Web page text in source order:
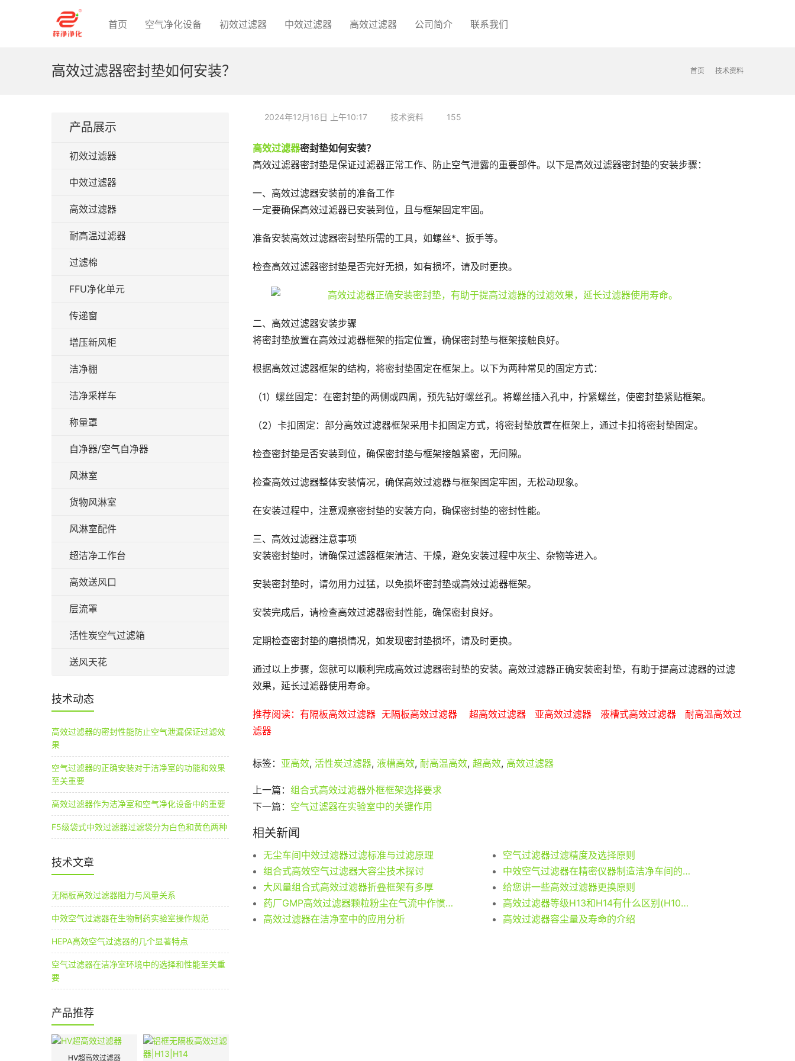
首页 空气净化设备 初效过滤器 中效过滤器 高效过滤器 公司简介 联系我们
首页 技术资料
高效过滤器密封垫如何安装？
2024年12月16日 上午10:17 技术资料 155
高效过滤器密封垫如何安装？
高效过滤器密封垫是保证过滤器正常工作、防止空气泄露的重要部件。以下是高效过滤器密封垫的安装步骤：
一、高效过滤器安装前的准备工作
一定要确保高效过滤器已安装到位，且与框架固定牢固。
准备安装高效过滤器密封垫所需的工具，如螺丝*、扳手等。
检查高效过滤器密封垫是否完好无损，如有损坏，请及时更换。
二、高效过滤器安装步骤
将密封垫放置在高效过滤器框架的指定位置，确保密封垫与框架接触良好。
根据高效过滤器框架的结构，将密封垫固定在框架上。以下为两种常见的固定方式：
（1）螺丝固定：在密封垫的两侧或四周，预先钻好螺丝孔。将螺丝插入孔中，拧紧螺丝，使密封垫紧贴框架。
（2）卡扣固定：部分高效过滤器框架采用卡扣固定方式，将密封垫放置在框架上，通过卡扣将密封垫固定。
检查密封垫是否安装到位，确保密封垫与框架接触紧密，无间隙。
检查高效过滤器整体安装情况，确保高效过滤器与框架固定牢固，无松动现象。
在安装过程中，注意观察密封垫的安装方向，确保密封垫的密封性能。
三、高效过滤器注意事项
安装密封垫时，请确保过滤器框架清洁、干燥，避免安装过程中灰尘、杂物等进入。
安装密封垫时，请勿用力过猛，以免损坏密封垫或高效过滤器框架。
安装完成后，请检查高效过滤器密封性能，确保密封良好。
定期检查密封垫的磨损情况，如发现密封垫损坏，请及时更换。
通过以上步骤，您就可以顺利完成高效过滤器密封垫的安装。高效过滤器正确安装密封垫，有助于提高过滤器的过滤
效果，延长过滤器使用寿命。
推荐阅读：有隔板高效过滤器 无隔板高效过滤器 超高效过滤器 亚高效过滤器 液槽式高效过滤器 耐高温高效过
滤器
标签： 亚高效, 活性炭过滤器, 液槽高效, 耐高温高效, 超高效, 高效过滤器
上一篇： 组合式高效过滤器外框框架选择要求
下一篇： 空气过滤器在实验室中的关键作用
相关新闻
无尘车间中效过滤器过滤标准与过滤原理
空气过滤器过滤精度及选择原则
组合式高效空气过滤器大容尘技术探讨
中效空气过滤器在精密仪器制造洁净车间的更换周期
大风量组合式高效过滤器折叠框架有多厚
给您讲一些高效过滤器更换原则
药厂GMP高效过滤器颗粒粉尘在气流中作惯性运动
高效过滤器等级H13和H14有什么区别(H10、H11、H12、H13、H14)
高效过滤器在洁净室中的应用分析
高效过滤器容尘量及寿命的介绍
产品展示
初效过滤器
中效过滤器
高效过滤器
耐高温过滤器
过滤棉
FFU净化单元
传递窗
增压新风柜
洁净棚
洁净采样车
称量罩
自净器/空气自净器
风淋室
货物风淋室
风淋室配件
超洁净工作台
高效送风口
层流罩
活性炭空气过滤箱
送风天花
技术动态
高效过滤器的密封性能防止空气泄漏保证过滤效
果
空气过滤器的正确安装对于洁净室的功能和效果
至关重要
高效过滤器作为洁净室和空气净化设备中的重要
F5级袋式中效过滤器过滤袋分为白色和黄色两种
技术文章
无隔板高效过滤器阻力与风量关系
中效空气过滤器在生物制药实验室操作规范
HEPA高效空气过滤器的几个显著特点
空气过滤器在洁净室环境中的选择和性能至关重
要
产品推荐
HV超高效过滤器